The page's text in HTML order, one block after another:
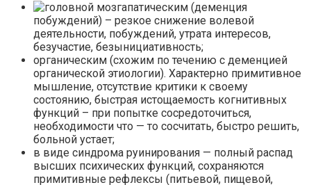
апатическим (деменция
побуждений) – резкое снижение волевой
деятельности, побуждений, утрата интересов,
безучастие, безынициативность;
органическим (схожим по течению с деменцией
органической этиологии). Характерно примитивное
мышление, отсутствие критики к своему
состоянию, быстрая истощаемость когнитивных
функций – при попытке сосредоточиться,
необходимости что — то сосчитать, быстро решить,
больной устает;
в виде синдрома руинирования — полный распад
высших психических функций, сохраняются
примитивные рефлексы (питьевой, пищевой,